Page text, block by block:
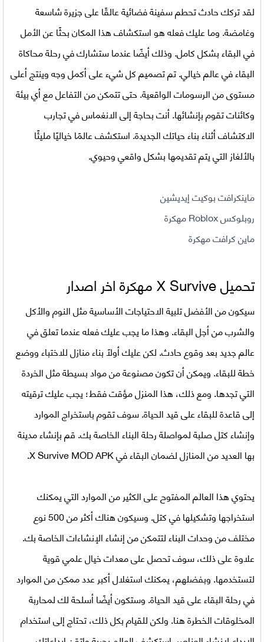
لقد تركك حادث تحطم سفينة فضائية عالقًا على جزيرة شاسعة
وغامضة. وما عليك فعله هو استكشاف هذا المكان بحثًا عن الأمل
في البقاء بشكل كامل. وذلك أيضًا عندما ستشارك في رحلة محاكاة
البقاء في عالم خيالي. تم تصميم كل شيء على أكمل وجه وينتج أعلى
مستوى من الرسومات الواقعية. حتى تتمكن من التفاعل مع أي بيئة
وكائنات تقوم بإنشائها. أنت بحاجة إلى الانغماس في تجارب
الاكتشاف أثناء بناء حياتك الجديدة. استكشف عالمًا خياليًا مليئًا
بالألغاز التي يتم تقديمها بشكل واقعي وحيوي.
ماينكرافت بوكيت إيديشين
روبلوكس Roblox مهكرة
ماين كرافت مهكرة
تحميلX Survive مهكرة اخر اصدار
سيكون من الأفضل تلبية الاحتياجات الأساسية مثل النوم والأكل
والشرب من أجل البقاء. وهذا ما يجب عليك فعله عندما تعلق في
عالم جديد بعد وقوع حادث. لكن عليك أولاً بناء منازل للاختباء ووضع
خطة للبقاء. ويمكن أن تكون مصنوعة من مواد بسيطة مثل الخردة
التي تجدها. ومع ذلك، هذا المنزل مؤقت فقط؛ يجب عليك ترقيته
إلى قاعدة للبقاء على قيد الحياة. سوف تقوم باستخراج الموارد
وإنشاء كتل صلبة لمواصلة رحلة البناء الخاصة بك. قم بإنشاء مدينة
بها العديد من المنازل لضمان البقاء فيX Survive MOD APK
.
يحتوي هذا العالم المفتوح على الكثير من الموارد التي يمكنك
استخراجها وتشكيلها في كتل. وسيكون هناك أكثر من 500 نوع
مختلف من وحدات البناء لتتمكن من إنشاء الإنشاءات الخاصة بك.
علاوة على ذلك، سوف تحصل على معدات خيال علمي قوية
لتستخدمها. وبفضلهم، يمكنك استغلال أكبر عدد ممكن من الموارد
في رحلة البقاء على قيد الحياة. وستكون أيضًا أسلحة لك لمحاربة
المخلوقات الخطرة هنا. ولكن للقيام بكل ذلك، تحتاج إلى استخدام